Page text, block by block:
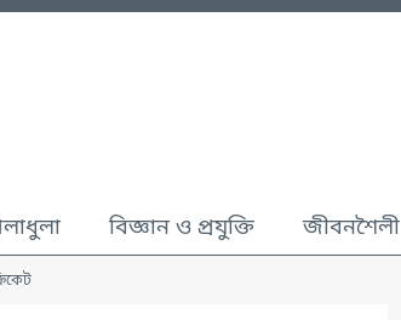
বিজ্ঞান ও প্রযুক্তি জীবনশৈলী